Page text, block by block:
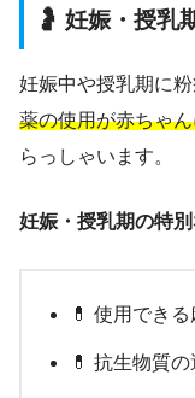
🤰 妊娠・授乳
妊娠中や授乳期に
薬の使用が赤ちゃ
らっしゃいます。
妊娠・授乳期の特
💊 使用でき
💊 抗生物質の